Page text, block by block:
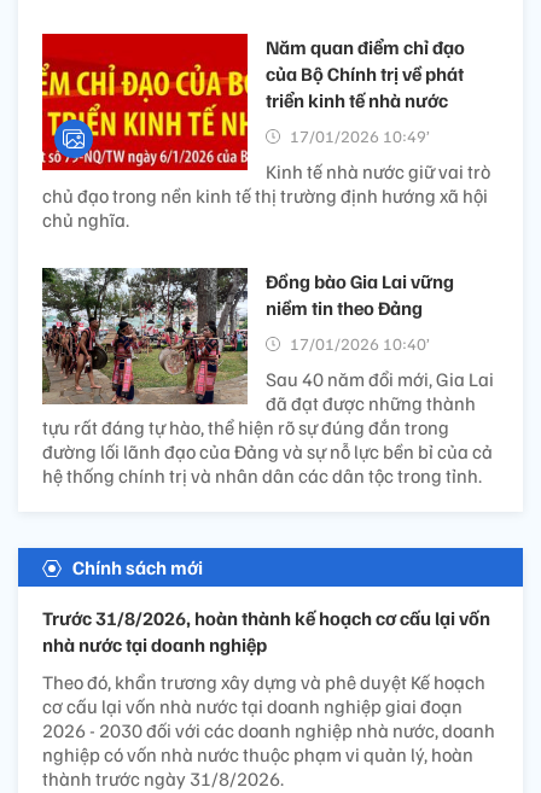
Năm quan điểm chỉ đạo
của Bộ Chính trị về phát
triển kinh tế nhà nước
17/01/2026 10:49’
Kinh tế nhà nước giữ vai trò
chủ đạo trong nền kinh tế thị trường định hướng xã hội
chủ nghĩa.
Đồng bào Gia Lai vững
niềm tin theo Đảng
17/01/2026 10:40’
Sau 40 năm đổi mới, Gia Lai
đã đạt được những thành
tựu rất đáng tự hào, thể hiện rõ sự đúng đắn trong
đường lối lãnh đạo của Đảng và sự nỗ lực bền bỉ của cả
hệ thống chính trị và nhân dân các dân tộc trong tỉnh.
Chính sách mới
Trước 31/8/2026, hoàn thành kế hoạch cơ cấu lại vốn
nhà nước tại doanh nghiệp
Theo đó, khẩn trương xây dựng và phê duyệt Kế hoạch
cơ cấu lại vốn nhà nước tại doanh nghiệp giai đoạn
2026 - 2030 đối với các doanh nghiệp nhà nước, doanh
nghiệp có vốn nhà nước thuộc phạm vi quản lý, hoàn
thành trước ngày 31/8/2026.